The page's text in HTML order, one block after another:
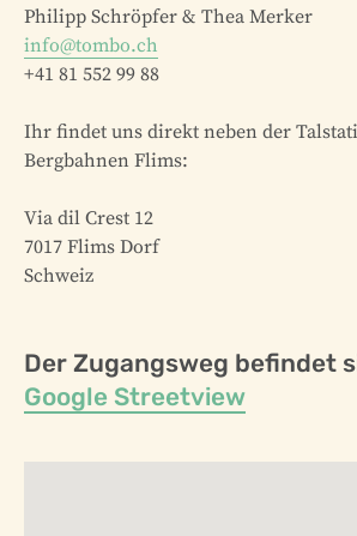
Philipp Schröpfer & Thea Merker
info@tombo.ch
+41 81 552 99 88
Ihr findet uns direkt neben der
Bergbahnen Flims:
Via dil Crest 12
7017 Flims Dorf
Schweiz
Der Zugangsweg befindet
Google Streetview